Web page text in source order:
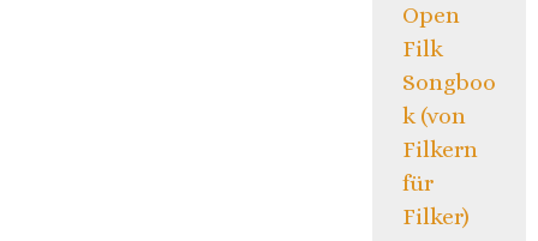
Open
Filk
Songboo
k (von
Filkern
für
Filker)